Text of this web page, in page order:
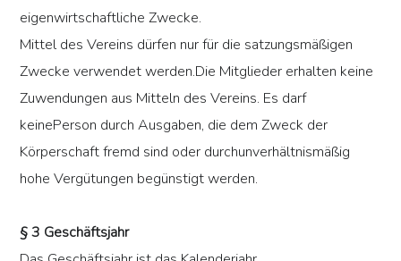
eigenwirtschaftliche Zwecke.
Mittel des Vereins dürfen nur für die satzungsmäßigen
Zwecke verwendet werden.Die Mitglieder erhalten keine
Zuwendungen aus Mitteln des Vereins. Es darf
keinePerson durch Ausgaben, die dem Zweck der
Körperschaft fremd sind oder durchunverhältnismäßig
hohe Vergütungen begünstigt werden.
§ 3 Geschäftsjahr